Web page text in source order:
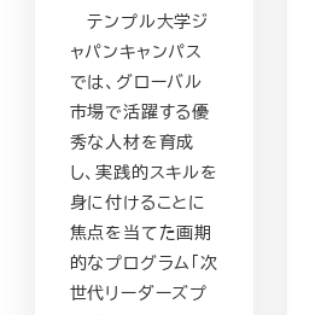
テンプル大学ジ
ャパンキャンパス
では、グローバル
市場で活躍する優
秀な人材を育成
し、実践的スキルを
身に付けることに
焦点を当てた画期
的なプログラム「次
世代リーダーズプ